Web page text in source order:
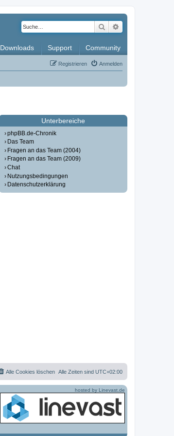
Suche
Downloads Support Community
Anmelden
Registrieren
Unterbereiche
phpBB.de-Chronik
Das Team
Fragen an das Team (2004)
Fragen an das Team (2009)
Chat
Nutzungsbedingungen
Datenschutzerklärung
Alle Zeiten sind UTC+02:00
Alle Cookies löschen
hosted by Linevast.de